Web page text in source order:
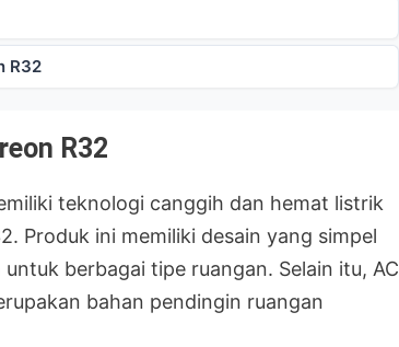
R32
R32
teknologi canggih dan hemat listrik
Produk ini memiliki desain yang simpel
berbagai tipe ruangan. Selain itu, AC
bahan pendingin ruangan